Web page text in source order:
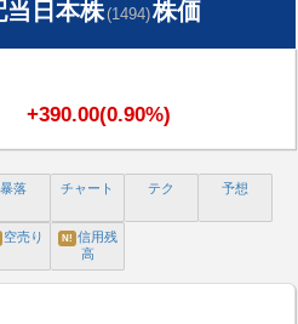
日本株(1494)株価
+390.00(0.90%)
暴落 チャート テク 予想
空売り N! 信用残
高